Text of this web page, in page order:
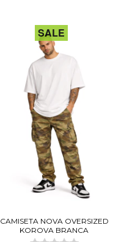
SALE
CAMISETA NOVA OVERSIZED
KOROVA BRANCA